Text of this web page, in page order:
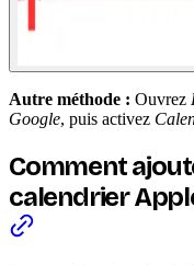
Autre méthode : Ouvrez
Google, puis activez
Comment
calendrier